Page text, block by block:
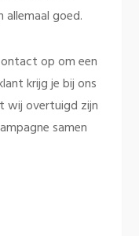
goed.
op om een
krijg je bij ons
wij overtuigd zijn
samen